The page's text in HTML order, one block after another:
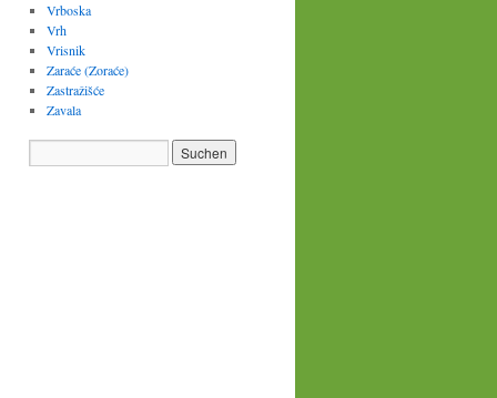
Vrboska
Vrh
Vrisnik
Zaraće (Zoraće)
Zastražišće
Zavala